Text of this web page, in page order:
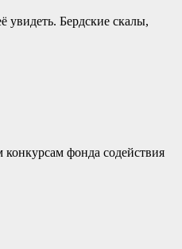
увидеть. Бердские скалы,
фонда содействия